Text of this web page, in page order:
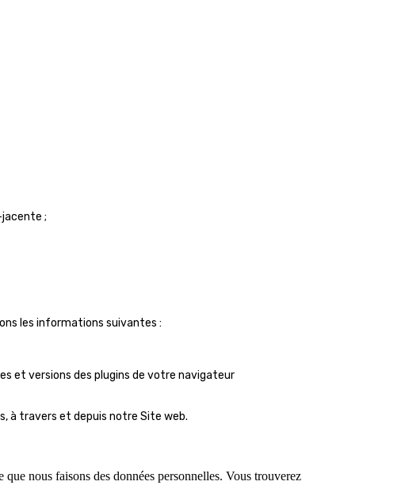
;
les informations suivantes :
et versions des plugins de votre navigateur
à travers et depuis notre Site web.
nous faisons des données personnelles. Vous trouverez